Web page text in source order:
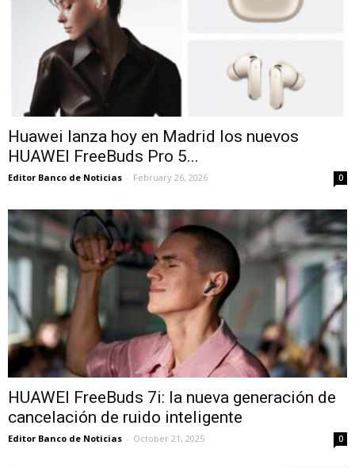
Huawei lanza hoy en Madrid los nuevos
HUAWEI FreeBuds Pro 5...
Editor Banco de Noticias - February 26, 2026 0
HUAWEI FreeBuds 7i: la nueva generación de
cancelación de ruido inteligente
Editor Banco de Noticias - October 21, 2025 0